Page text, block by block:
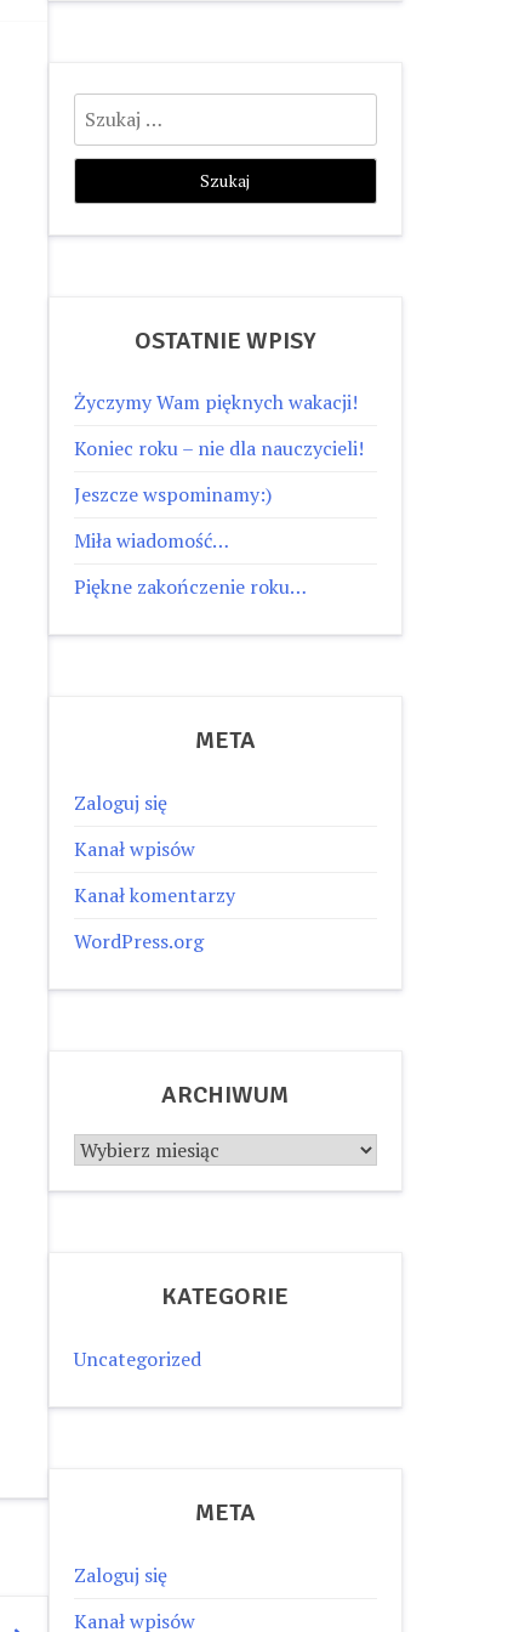
Szukaj:
OSTATNIE WPISY
Życzymy Wam pięknych wakacji!
Koniec roku – nie dla nauczycieli!
Jeszcze wspominamy:)
Miła wiadomość…
Piękne zakończenie roku…
META
Zaloguj się
Kanał wpisów
Kanał komentarzy
WordPress.org
ARCHIWUM
Archiwum
KATEGORIE
Uncategorized
META
Zaloguj się
Kanał wpisów